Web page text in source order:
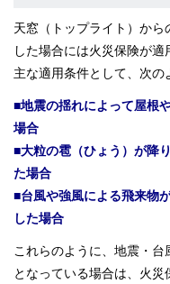
天窓（トップライト）か
した場合には火災保険が適
主な適用条件として、次の
■地震の揺れによって屋根
場合
■大粒の雹（ひょう）が降
た場合
■台風や強風による飛来物
した場合
これらのように、地震・
となっている場合は、火